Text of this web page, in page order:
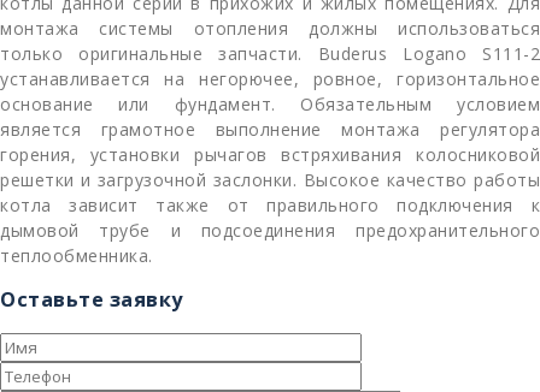
монтажа системы отопления должны использоваться
только оригинальные запчасти. Buderus Logano S111-2
устанавливается на негорючее, ровное, горизонтальное
основание или фундамент. Обязательным условием
является грамотное выполнение монтажа регулятора
горения, установки рычагов встряхивания колосниковой
решетки и загрузочной заслонки. Высокое качество работы
котла зависит также от правильного подключения к
дымовой трубе и подсоединения предохранительного
теплообменника.
Оставьте заявку